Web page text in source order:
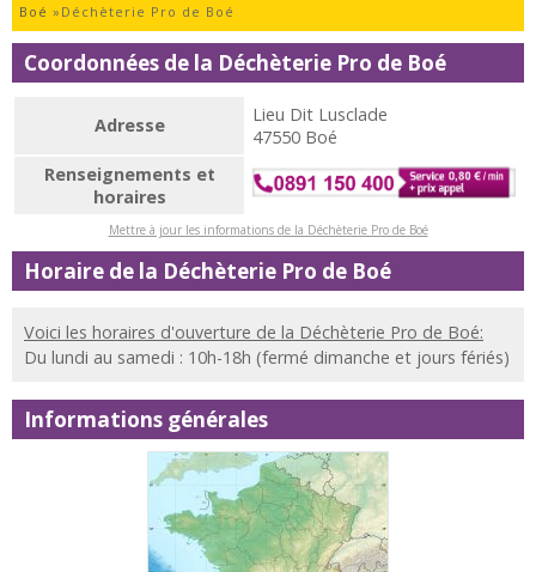
Boé » Déchèterie Pro de Boé
Coordonnées de la Déchèterie Pro de Boé
Adresse
Lieu Dit Lusclade
47550 Boé
Renseignements et
horaires
Mettre à jour les informations de la Déchèterie Pro de Boé
Horaire de la Déchèterie Pro de Boé
Voici les horaires d'ouverture de la Déchèterie Pro de Boé:
Du lundi au samedi : 10h-18h (fermé dimanche et jours fériés)
Informations générales